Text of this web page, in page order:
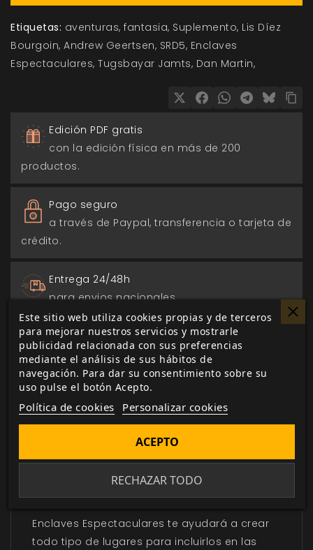
Etiquetas: aventuras fantasia Suplemento Lis Díez
Bourgoin Andrew Geertsen SRD5 Enclaves
Espectaculares Tugsbayar Jamts Dan Martin
Edición PDF gratis
con la edición física en más de 200
productos.
Pago seguro
a través de Paypal, transferencia o tarjeta de
crédito.
Entrega 24/48h
para envios nacionales.
Biblioteca digital
actualizada con todos los juego canjeados
o comprados.
DESCRIPCIÓN
Un motor de inspiración
Enclaves Espectaculares te ayudará a crear
todo tipo de lugares para incluirlos en las
Este sitio web utiliza cookies propias y de terceros
para mejorar nuestros servicios y mostrarle
publicidad relacionada con sus preferencias
mediante el análisis de sus hábitos de
navegación. Para dar su consentimiento sobre su
uso pulse el botón Acepto.
Política de cookies Personalizar cookies
RECHAZAR TODO
ACEPTO